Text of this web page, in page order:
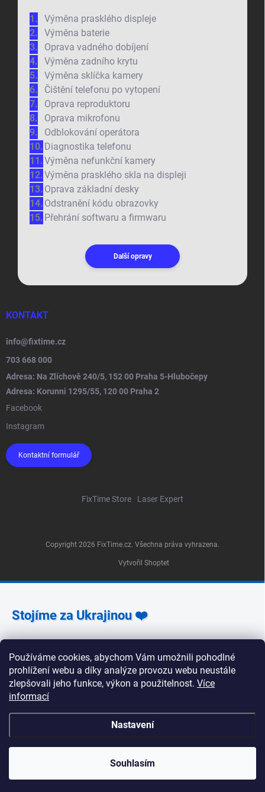
Používáme cookies, abychom Vám umožnili pohodlné
prohlížení webu a díky analýze provozu webu neustále
zlepšovali jeho funkce, výkon a použitelnost. Více
informací
Nastavení
Souhlasím
Zlíchově 240/5, Praha 5 Pondělí, úterý, středa, pátek:
zavřeno 📍 Pobočka Korunní 1295/55, Praha 2 Pondělí
až pátek: 9:00–19:00 Sobota: 10:00–18:00 Neděle:
Výměna prasklého displeje
Výměna baterie
Oprava vadného dobíjení
Výměna zadního krytu
Výměna sklíčka kamery
Čištění telefonu po vytopení
Oprava reproduktoru
Oprava mikrofonu
Odblokování operátora
Diagnostika telefonu
Výměna nefunkční kamery
Výměna prasklého skla na displeji
Oprava základní desky
Odstranění kódu obrazovky
Přehrání softwaru a firmwaru
Další opravy
KONTAKT
info@fixtime.cz
703 668 000
Adresa: Na Zlíchově 240/5, 152 00 Praha 5-Hlubočepy
Adresa: Korunni 1295/55, 120 00 Praha 2
Facebook
Instagram
Kontaktní formulář
FixTime Store Laser Expert
Vytvořil Shoptet
Copyright 2026 FixTime.cz . Všechna práva vyhrazena.
Stojíme za Ukrajinou ❤️
Jak a čím pomoci »